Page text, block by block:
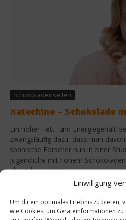
Einwilligung
Um dir ein optimales Erlebnis zu bieten,
wie Cookies, um Geräteinformationen
Schokoladenseiten
Katechine – Schokolade
Ein hoher Fett- und Energiegehalt
zwangsläufig dazu, dass man
spanische Forscher nun in einer
Jugendliche mit hohem
als andere Kinder....